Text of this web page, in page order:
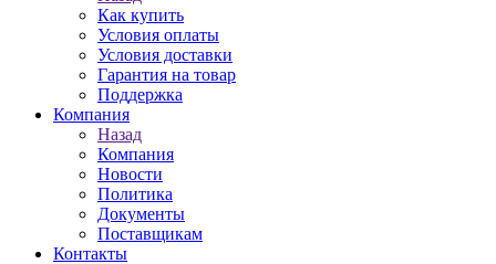
Как купить
Условия оплаты
Условия доставки
Гарантия на товар
Поддержка
Компания
Назад
Компания
Новости
Политика
Документы
Поставщикам
Контакты